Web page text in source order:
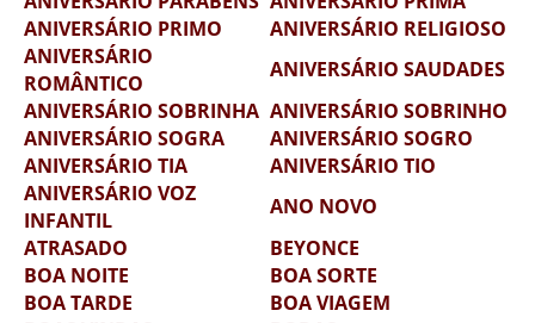
ANIVERSÁRIO PRIMO
ANIVERSÁRIO RELIGIOSO
ANIVERSÁRIO
ROMÂNTICO
ANIVERSÁRIO SAUDADES
ANIVERSÁRIO SOBRINHA ANIVERSÁRIO SOBRINHO
ANIVERSÁRIO SOGRA
ANIVERSÁRIO SOGRO
ANIVERSÁRIO TIA
ANIVERSÁRIO TIO
ANIVERSÁRIO VOZ
INFANTIL
ANO NOVO
ATRASADO
BEYONCE
BOA NOITE
BOA SORTE
BOA TARDE
BOA VIAGEM